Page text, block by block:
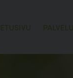
ETUSIVU